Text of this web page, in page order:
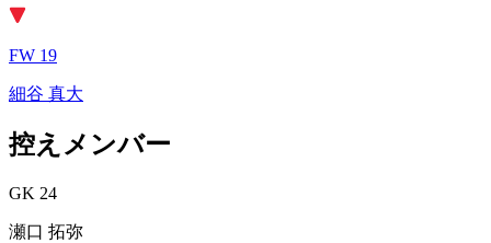
FW 19
細谷 真大
控えメンバー
GK 24
瀬口 拓弥